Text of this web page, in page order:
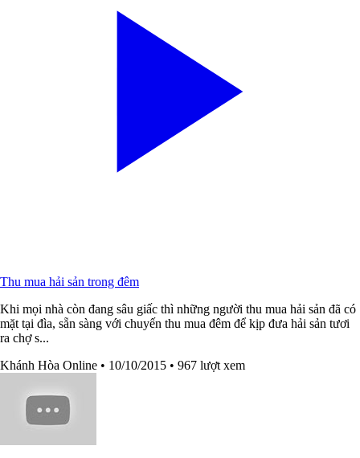
Thu mua hải sản trong đêm
Khi mọi nhà còn đang sâu giấc thì những người thu mua hải sản đã có
mặt tại đìa, sẵn sàng với chuyến thu mua đêm để kịp đưa hải sản tươi
ra chợ s...
Khánh Hòa Online • 10/10/2015 • 967 lượt xem